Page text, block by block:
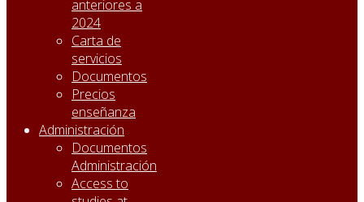
anteriores a
2024
Carta de
servicios
Documentos
Precios
enseñanza
Administración
Documentos
Administración
Access to